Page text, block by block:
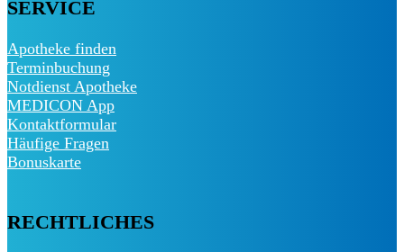
SERVICE
Apotheke finden
Terminbuchung
Notdienst Apotheke
MEDICON App
Kontaktformular
Häufige Fragen
Bonuskarte
RECHTLICHES